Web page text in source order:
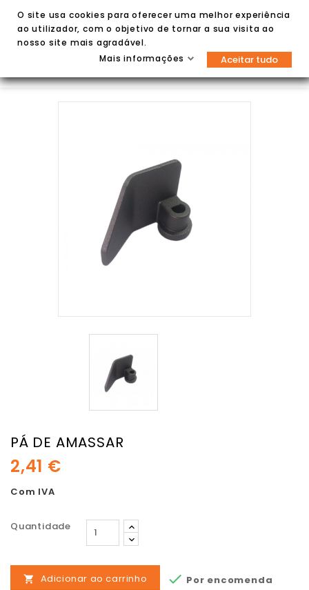

PÁ DE AMASSAR
2,41 €
Com IVA
Quantidade
 Adicionar ao carrinho  Por encomenda
O site usa cookies para oferecer uma melhor experiência
ao utilizador, com o objetivo de tornar a sua visita ao
nosso site mais agradável.
Mais informações
Aceitar tudo